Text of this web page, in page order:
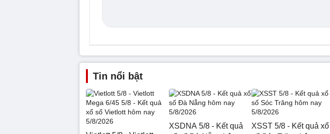
Tin nổi bật
XSDNA 5/8 - Kết quả
XSST 5/8 - Kết quả xổ